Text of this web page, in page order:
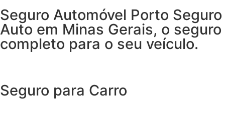
Seguro Automóvel Porto Seguro
Auto em Minas Gerais, o seguro
completo para o seu veículo.
Seguro para Carro